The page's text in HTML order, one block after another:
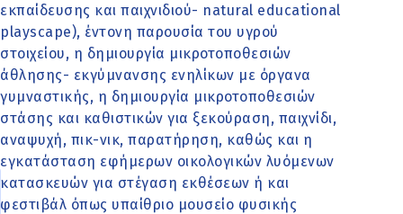
εκπαίδευσης και παιχνιδιού- natural educational
playscape), έντονη παρουσία του υγρού
στοιχείου, η δημιουργία μικροτοποθεσιών
άθλησης- εκγύμνανσης ενηλίκων με όργανα
γυμναστικής, η δημιουργία μικροτοποθεσιών
στάσης και καθιστικών για ξεκούραση, παιχνίδι,
αναψυχή, πικ-νικ, παρατήρηση, καθώς και η
εγκατάσταση εφήμερων οικολογικών λυόμενων
κατασκευών για στέγαση εκθέσεων ή και
φεστιβάλ όπως υπαίθριο μουσείο φυσικής